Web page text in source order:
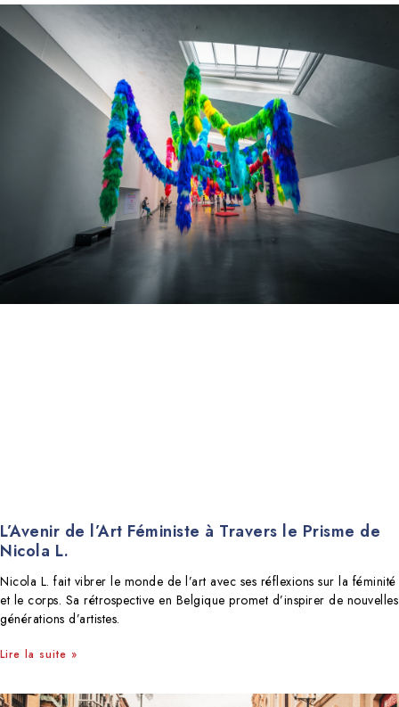
L’Avenir de l’Art Féministe à Travers le Prisme de
Nicola L.
Nicola L. fait vibrer le monde de l’art avec ses réflexions sur la féminité
et le corps. Sa rétrospective en Belgique promet d’inspirer de nouvelles
générations d’artistes.
Lire la suite »